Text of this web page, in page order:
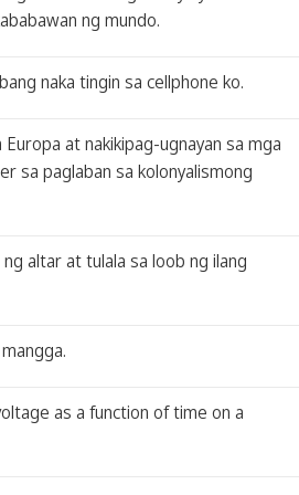
ng mundo.
naka tingin sa cellphone ko.
Europa at nakikipag-ugnayan sa mga
sa paglaban sa kolonyalismong
altar at tulala sa loob ng ilang
as a function of time on a